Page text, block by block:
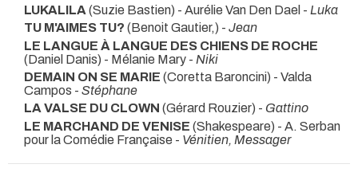
LUKALILA (Suzie Bastien) - Aurélie Van Den Dael - Luka
TU M'AIMES TU? (Benoit Gautier,) - Jean
LE LANGUE À LANGUE DES CHIENS DE ROCHE
(Daniel Danis) - Mélanie Mary - Niki
DEMAIN ON SE MARIE (Coretta Baroncini) - Valda
Campos - Stéphane
LA VALSE DU CLOWN (Gérard Rouzier) - Gattino
LE MARCHAND DE VENISE (Shakespeare) - A. Serban
pour la Comédie Française - Vénitien, Messager